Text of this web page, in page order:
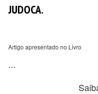
JUDOCA.
Artigo apresentado no Livro
...